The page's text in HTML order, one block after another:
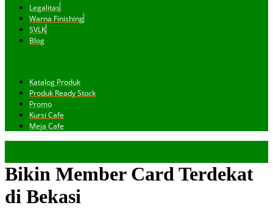
Legalitas
Warna Finishing
SVLK
Blog
Katalog Produk
Produk Ready Stock
Promo
Kursi Cafe
Meja Cafe
Bikin Member Card Terdekat
di Bekasi